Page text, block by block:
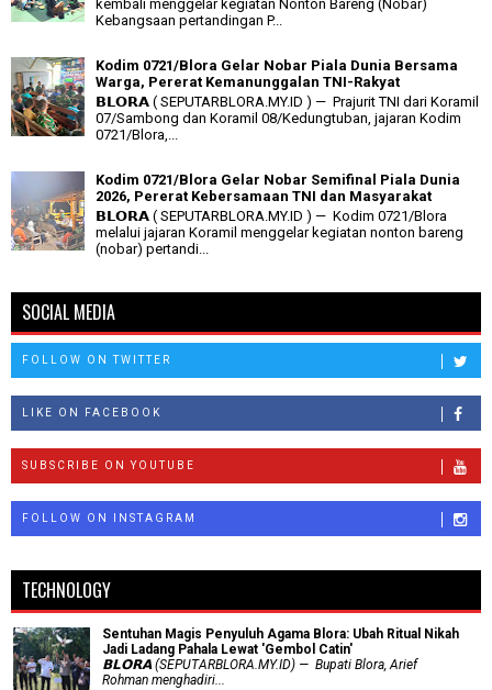
kembali menggelar kegiatan Nonton Bareng (Nobar)
Kebangsaan pertandingan P...
Kodim 0721/Blora Gelar Nobar Piala Dunia Bersama
Warga, Pererat Kemanunggalan TNI-Rakyat
𝗕𝗟𝗢𝗥𝗔 ( SEPUTARBLORA.MY.ID ) — Prajurit TNI dari Koramil
07/Sambong dan Koramil 08/Kedungtuban, jajaran Kodim
0721/Blora,...
Kodim 0721/Blora Gelar Nobar Semifinal Piala Dunia
2026, Pererat Kebersamaan TNI dan Masyarakat
𝗕𝗟𝗢𝗥𝗔 ( SEPUTARBLORA.MY.ID ) — Kodim 0721/Blora
melalui jajaran Koramil menggelar kegiatan nonton bareng
(nobar) pertandi...
SOCIAL MEDIA
FOLLOW ON TWITTER
LIKE ON FACEBOOK
SUBSCRIBE ON YOUTUBE
FOLLOW ON INSTAGRAM
TECHNOLOGY
Sentuhan Magis Penyuluh Agama Blora: Ubah Ritual Nikah
Jadi Ladang Pahala Lewat 'Gembol Catin'
𝗕𝗟𝗢𝗥𝗔 (SEPUTARBLORA.MY.ID) — Bupati Blora, Arief
Rohman menghadiri...